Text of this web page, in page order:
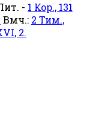
- 1 Кор., 131
Вмч.: 2 Тим.,
2.